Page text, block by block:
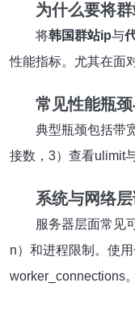
为什么要将
将韩国群站ip与
性能指标。尤其在面
常见性能瓶
典型瓶颈包括带
接数，3）查看ulimit
系统与网络
服务器层面常见
n）和进程限制。使
worker_connections